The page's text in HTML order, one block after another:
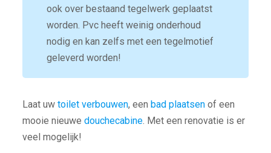
ook over bestaand tegelwerk geplaatst
worden. Pvc heeft weinig onderhoud
nodig en kan zelfs met een tegelmotief
geleverd worden!
Laat uw toilet verbouwen, een bad plaatsenof een
mooie nieuwe douchecabine. Met een renovatie is er
veel mogelijk!